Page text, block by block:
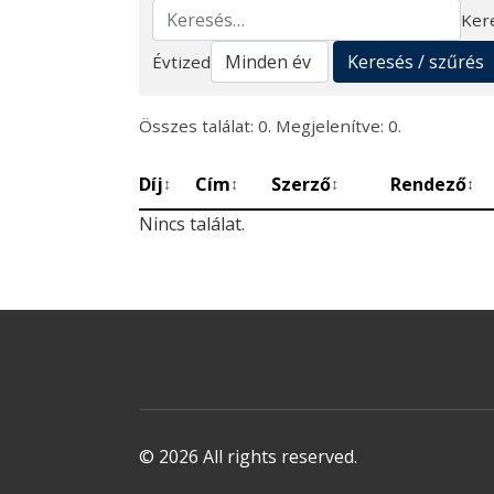
Keresés
Évtized
Keresés / szűrés
Összes találat: 0. Megjelenítve: 0.
Díj↕ Cím↕ Szerző↕ Rendező↕
Nincs találat.
© 2026 All rights reserved.